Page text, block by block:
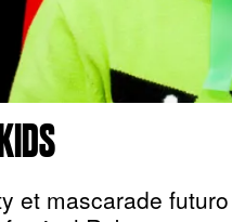
et mascarade